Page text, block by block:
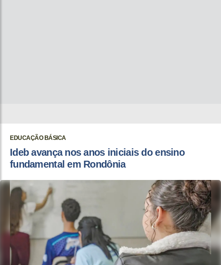
EDUCAÇÃO BÁSICA
Ideb avança nos anos iniciais do ensino
fundamental em Rondônia